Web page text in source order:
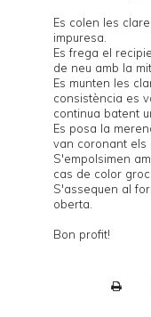
Es colen les
impuresa.
Es frega el
de neu amb la
Es munten les
consistència es
continua batent
Es posa la
van coronant els
S'empolsimen
cas de color groc.
S'assequen al
oberta.
Bon profit!